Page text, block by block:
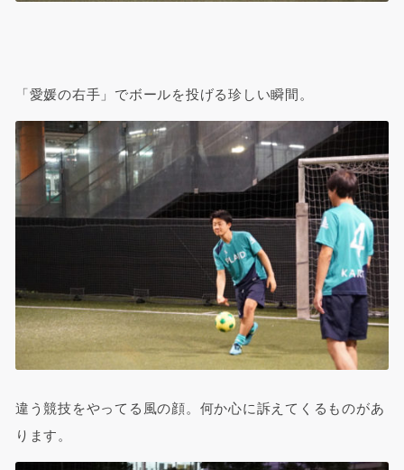
「愛媛の右手」でボールを投げる珍しい瞬間。
違う競技をやってる風の顔。何か心に訴えてくるものがあ
ります。